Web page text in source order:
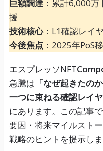
巨額調達：累計6,000万
援
技術核心：L1確認レイ
今後焦点 ：2025年PoS
エスプレッソNFT
急騰は 「なぜ起きたのか
一つに束ねる確認レイ
にあります。この記事
要因・将来マイルスト
戦略のヒントを提示しま